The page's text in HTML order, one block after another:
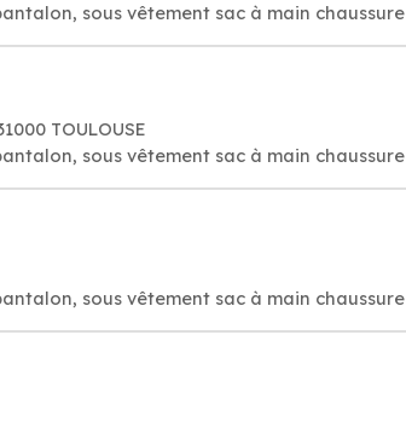
sous vêtement sac à main chaussure
TOULOUSE
sous vêtement sac à main chaussure
sous vêtement sac à main chaussure